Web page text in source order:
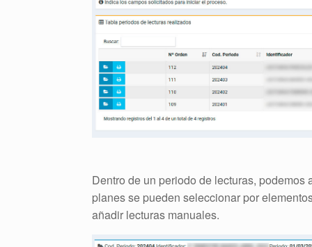
Dentro de un periodo de lecturas,
planes se pueden seleccionar por
añadir lecturas manuales.